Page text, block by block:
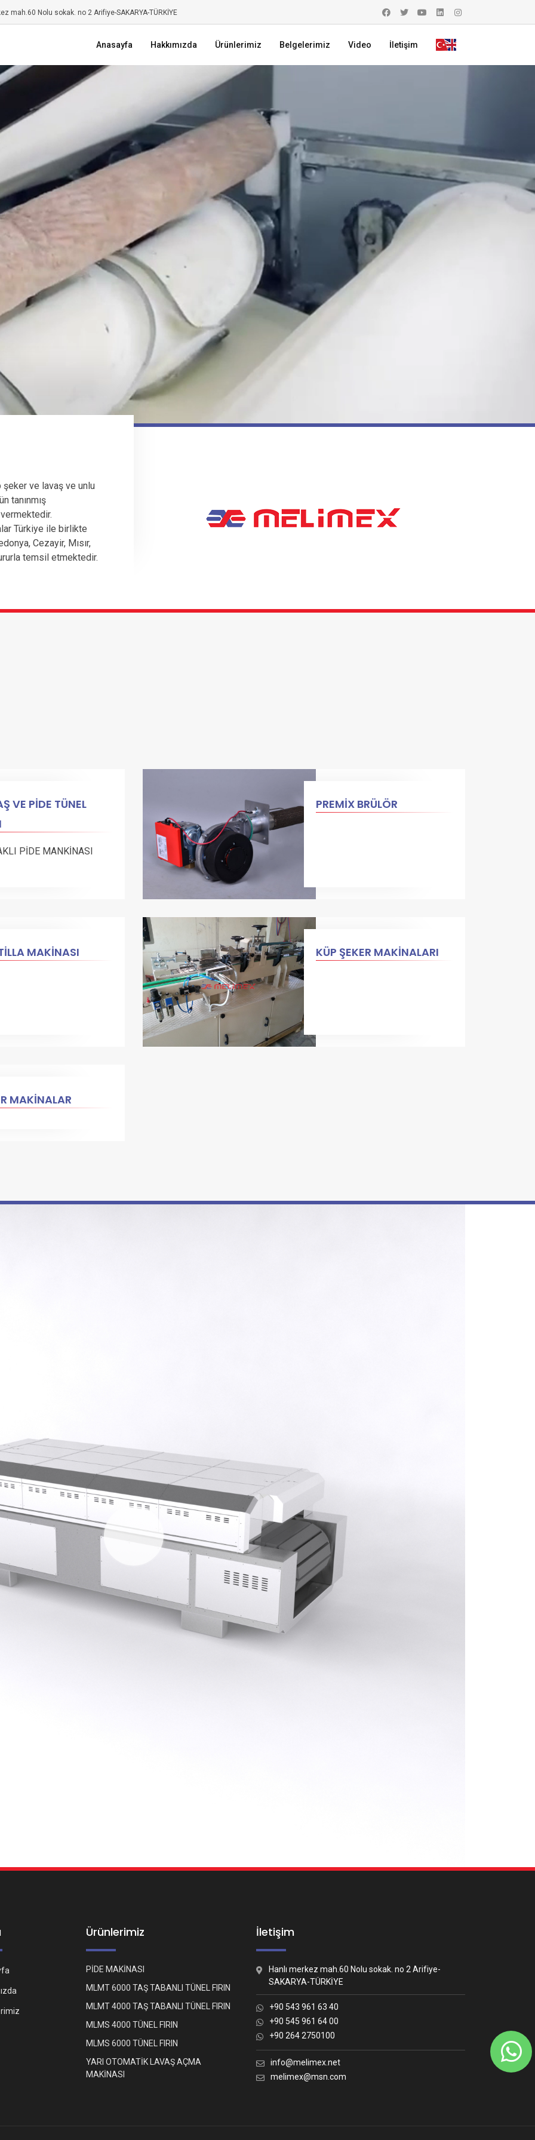
mah.60 Nolu sokak. no 2 Arifiye-SAKARYA-TÜRKİYE
Anasayfa Hakkımızda Ürünlerimiz Belgelerimiz Video İletişim
şeker ve lavaş ve unlu
tanınmış
Türkiye ile birlikte
Cezayir, Mısır,
temsil etmektedir.
VE PİDE TÜNEL
PİDE MANKİNASI
PREMİX BRÜLÖR
MAKİNASI KÜP ŞEKER MAKİNALARI
MAKİNALAR
Ürünlerimiz
PİDE MAKİNASI
MLMT 6000 TAŞ TABANLI TÜNEL FIRIN
MLMT 4000 TAŞ TABANLI TÜNEL FIRIN
MLMS 4000 TÜNEL FIRIN
MLMS 6000 TÜNEL FIRIN
YARI OTOMATİK LAVAŞ AÇMA
MAKİNASI
İletişim
Hanlı merkez mah.60 Nolu sokak. no 2 Arifiye-
SAKARYA-TÜRKİYE
+90 543 961 63 40
+90 545 961 64 00
+90 264 2750100
info@melimex.net
melimex@msn.com